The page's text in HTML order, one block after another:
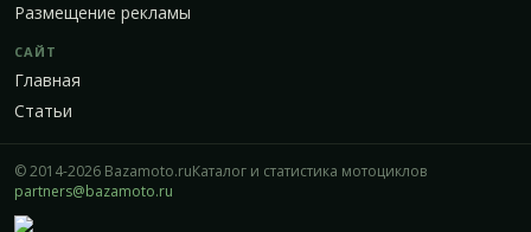
Размещение рекламы
САЙТ
Главная
Статьи
© 2014-2026 Bazamoto.ruКаталог и статистика мотоциклов
partners@bazamoto.ru